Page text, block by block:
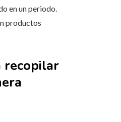
en un periodo.
productos
recopilar